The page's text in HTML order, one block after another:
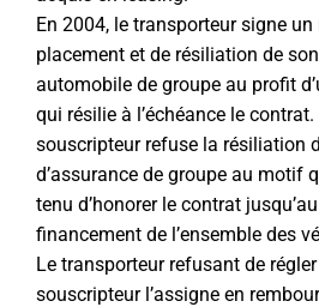
En 2004, le transporteur signe
placement et de résiliation de
automobile de groupe au profit
qui résilie à l’échéance le
souscripteur refuse la résiliation
d’assurance de groupe au motif
tenu d’honorer le contrat
financement de l’ensemble des
Le transporteur refusant de
souscripteur l’assigne en